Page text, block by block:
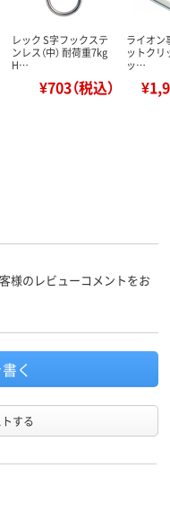
レック S字フックステ
ンレス（中） 耐荷重7kg
H…
¥703（税込）
ライオン
ットクリ
ッ…
様のレビューコメントをお
く
する